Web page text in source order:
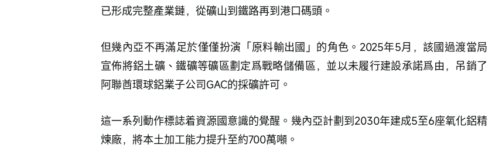
已形成完整產業鏈，從礦山到鐵路再到港口碼頭。
但幾內亞不再滿足於僅僅扮演「原料輸出國」的角色。2025年5月，該國過渡當局
宣佈將鋁土礦、鐵礦等礦區劃定爲戰略儲備區，並以未履行建設承諾爲由，吊銷了
阿聯酋環球鋁業子公司GAC的採礦許可。
這一系列動作標誌着資源國意識的覺醒。幾內亞計劃到2030年建成5至6座氧化鋁精
煉廠，將本土加工能力提升至約700萬噸。